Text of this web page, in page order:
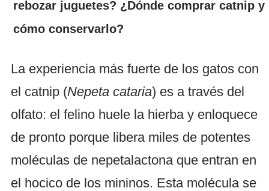
rebozar juguetes? ¿Dónde comprar catnip y
cómo conservarlo?
La experiencia más fuerte de los gatos con
el catnip (Nepeta cataria) es a través del
olfato: el felino huele la hierba y enloquece
de pronto porque libera miles de potentes
moléculas de nepetalactona que entran en
el hocico de los mininos. Esta molécula se